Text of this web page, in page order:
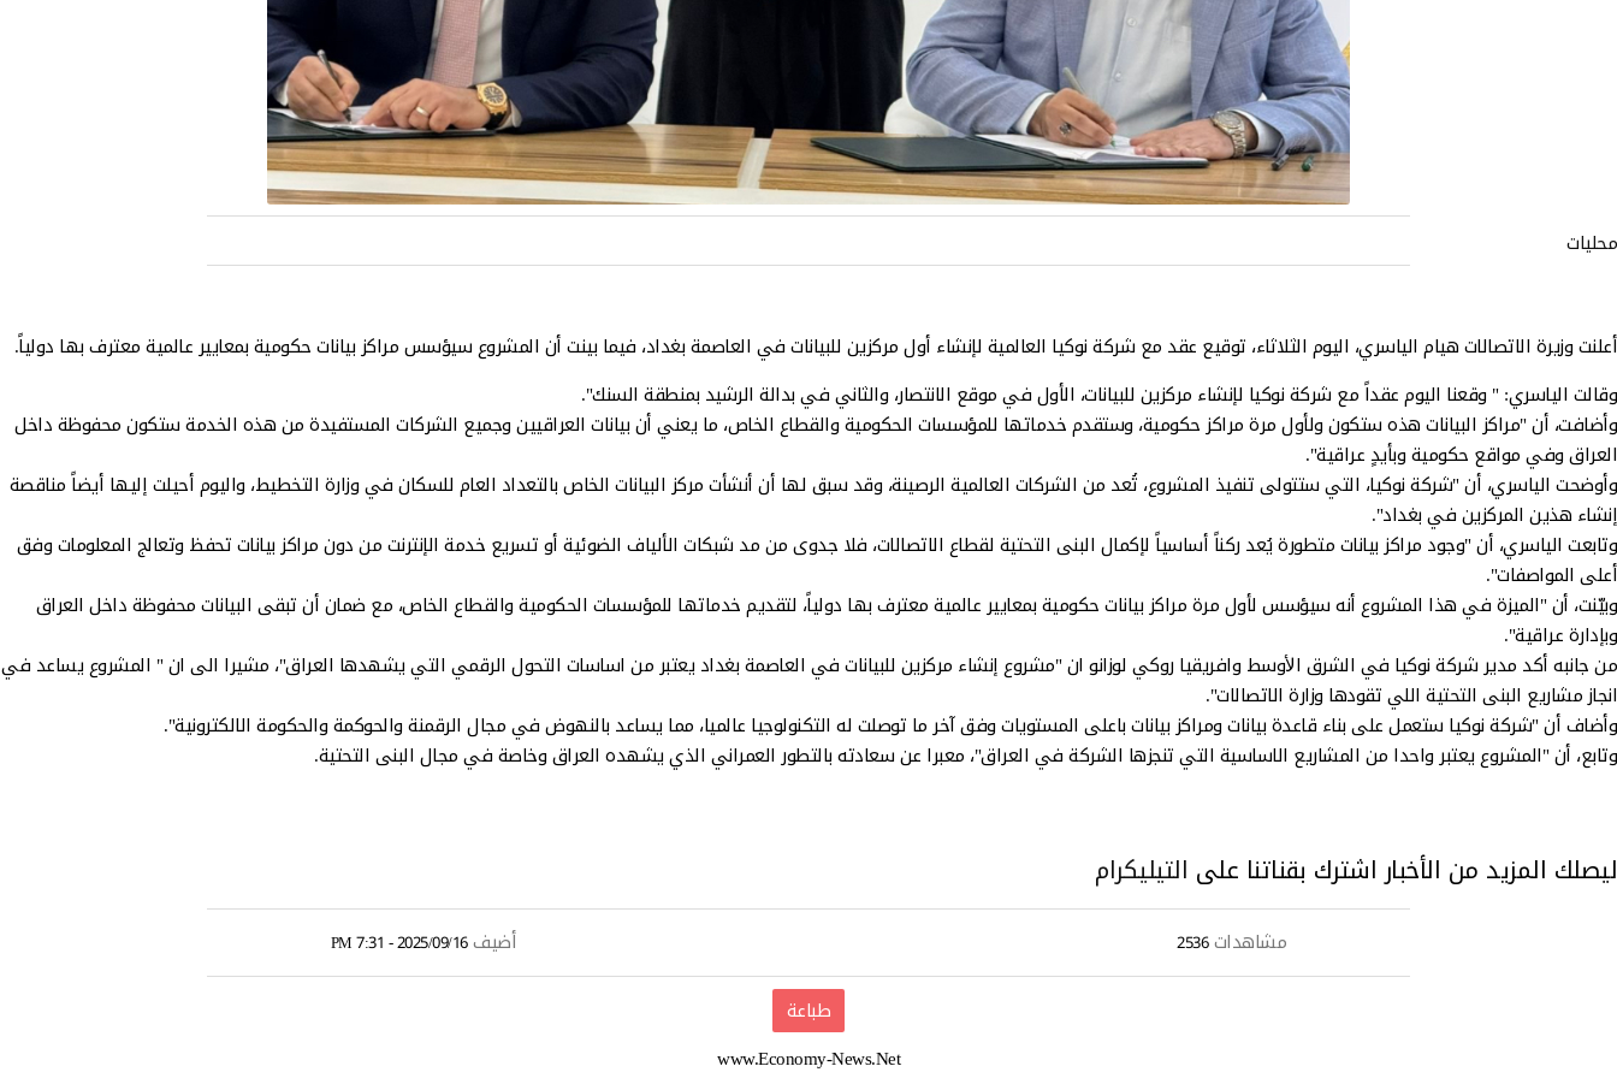
محليات
أعلنت وزيرة الاتصالات هيام الياسري، اليوم الثلاثاء، توقيع عقد مع شركة نوكيا العالمية لإنشاء أول مركزين للبيانات في العاصمة بغداد، فيما بينت أن المشروع سيؤسس مراكز بيانات حكومية بمعايير عالمية معترف بها دولياً.
وقالت الياسري: " وقعنا اليوم عقداً مع شركة نوكيا لإنشاء مركزين للبيانات، الأول في موقع الانتصار، والثاني في بدالة الرشيد بمنطقة السنك".
وأضافت، أن "مراكز البيانات هذه ستكون ولأول مرة مراكز حكومية، وستقدم خدماتها للمؤسسات الحكومية والقطاع الخاص، ما يعني أن بيانات العراقيين وجميع الشركات المستفيدة من هذه الخدمة ستكون محفوظة داخل
العراق وفي مواقع حكومية وبأيدٍ عراقية".
وأوضحت الياسري، أن "شركة نوكيا، التي ستتولى تنفيذ المشروع، تُعد من الشركات العالمية الرصينة، وقد سبق لها أن أنشأت مركز البيانات الخاص بالتعداد العام للسكان في وزارة التخطيط، واليوم أحيلت إليها أيضاً مناقصة
إنشاء هذين المركزين في بغداد".
وتابعت الياسري، أن "وجود مراكز بيانات متطورة يُعد ركناً أساسياً لإكمال البنى التحتية لقطاع الاتصالات، فلا جدوى من مد شبكات الألياف الضوئية أو تسريع خدمة الإنترنت من دون مراكز بيانات تحفظ وتعالج المعلومات وفق
أعلى المواصفات".
وبيّنت، أن "الميزة في هذا المشروع أنه سيؤسس لأول مرة مراكز بيانات حكومية بمعايير عالمية معترف بها دولياً، لتقديم خدماتها للمؤسسات الحكومية والقطاع الخاص، مع ضمان أن تبقى البيانات محفوظة داخل العراق
وبإدارة عراقية".
من جانبه أكد مدير شركة نوكيا في الشرق اﻷوسط وافريقيا روكي لوزانو ان "مشروع إنشاء مركزين للبيانات في العاصمة بغداد يعتبر من اساسات التحول الرقمي التي يشهدها العراق"، مشيرا الى ان " المشروع يساعد في
انجاز مشاريع البنى التحتية اللي تقودها وزارة الاتصالات".
وأضاف أن "شركة نوكيا ستعمل على بناء قاعدة بيانات ومراكز بيانات باعلى المستويات وفق آخر ما توصلت له التكنولوجيا عالميا، مما يساعد بالنهوض في مجال الرقمنة والحوكمة والحكومة الالكترونية".
وتابع، أن "المشروع يعتبر واحدا من المشاريع الاساسية التي تنجزها الشركة في العراق"، معبرا عن سعادته بالتطور العمراني الذي يشهده العراق وخاصة في مجال البنى التحتية.
ليصلك المزيد من الأخبار اشترك بقناتنا على التيليكرام
مشاهدات2536 أضيف2025/09/16 - 7:31 PM
طباعة
www.Economy-News.Net